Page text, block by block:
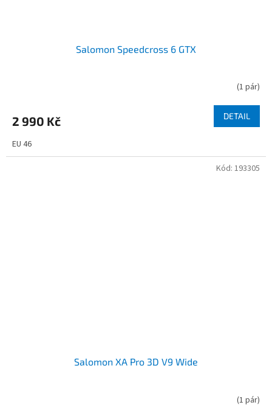
Salomon Speedcross 6 GTX
(1 pár)
2 990 Kč DETAIL
EU 46
Salomon XA Pro 3D V9 Wide
(1 pár)
Kód: 193305